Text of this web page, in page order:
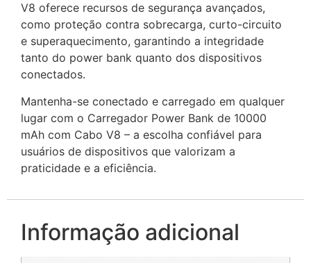
V8 oferece recursos de segurança avançados,
como proteção contra sobrecarga, curto-circuito
e superaquecimento, garantindo a integridade
tanto do power bank quanto dos dispositivos
conectados.
Mantenha-se conectado e carregado em qualquer
lugar com o Carregador Power Bank de 10000
mAh com Cabo V8 – a escolha confiável para
usuários de dispositivos que valorizam a
praticidade e a eficiência.
Informação adicional